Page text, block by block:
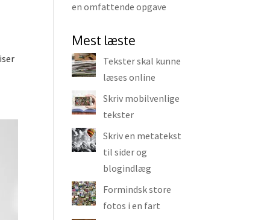
en omfattende opgave
Mest læste
Tekster skal kunne
læses online
Skriv mobilvenlige
tekster
Skriv en metatekst
til sider og
blogindlæg
Formindsk store
fotos i en fart